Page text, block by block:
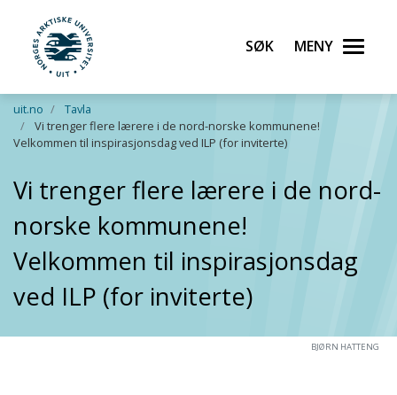
Gå til hovedinnhold
UiT Norges arktiske universitet
Søk Meny
uit.no
Tavla
Vi trenger flere lærere i de nord-norske kommunene!
Velkommen til inspirasjonsdag ved ILP (for inviterte)
Vi trenger flere lærere i de nord-
norske kommunene!
Velkommen til inspirasjonsdag
ved ILP (for inviterte)
BJØRN HATTENG